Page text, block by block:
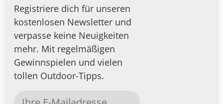
Registriere dich für unseren
kostenlosen Newsletter und
verpasse keine Neuigkeiten
mehr. Mit regelmäßigen
Gewinnspielen und vielen
tollen Outdoor-Tipps.